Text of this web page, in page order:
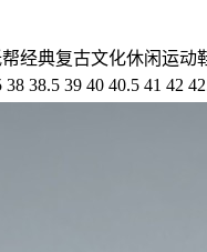
经典复古文化休闲
38.5 39 40 40.5 41 42